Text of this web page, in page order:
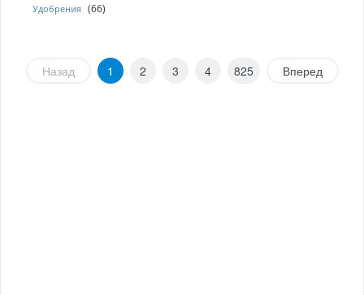
Удобрения (66)
Назад 1 2 3 4 825 Вперед